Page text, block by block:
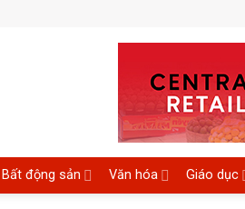
Bất động sản Văn hóa Giáo dục